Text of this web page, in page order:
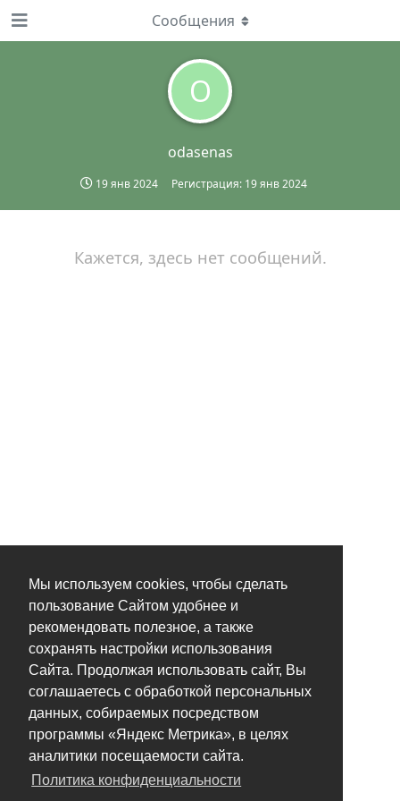
Мы используем cookies, чтобы сделать
пользование Сайтом удобнее и
рекомендовать полезное, а также
сохранять настройки использования
Сайта. Продолжая использовать сайт, Вы
соглашаетесь с обработкой персональных
данных, собираемых посредством
программы «Яндекс Метрика», в целях
аналитики посещаемости сайта.
Политика конфиденциальности
O
odasenas
19 янв 2024 Регистрация: 19 янв 2024
Сообщения
Кажется, здесь нет сообщений.